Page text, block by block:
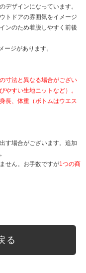
デザインになっています。
トドアの雰囲気をイメージ
ンのため着脱しやすく前後
ジがあります。
寸法と異なる場合がござい
やすい生地ニットなど）。
長、体重（ボトムはウエス
す場合がございます。追加
せん。お手数ですが1つの商
る